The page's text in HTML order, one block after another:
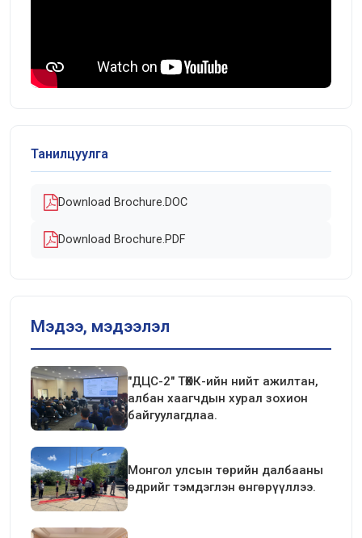
Танилцуулга
Download Brochure.DOC
Download Brochure.PDF
Мэдээ, мэдээлэл
"ДЦС-2" ТӨХК-ийн нийт ажилтан,
албан хаагчдын хурал зохион
байгуулагдлаа.
Монгол улсын төрийн далбааны
өдрийг тэмдэглэн өнгөрүүллээ.